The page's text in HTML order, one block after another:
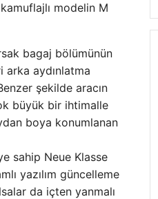
modelin M
bagaj bölümünün
aydınlatma
şekilde aracın
büyük bir ihtimalle
boya konumlanan
sahip Neue Klasse
yazılım güncelleme
da içten yanmalı